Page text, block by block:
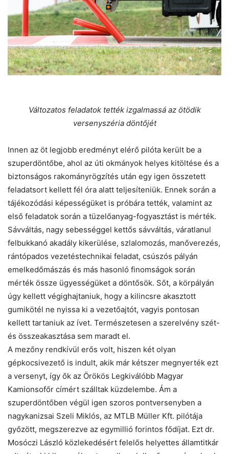
Változatos feladatok tették izgalmassá az ötödik
versenyszéria döntőjét
Innen az öt legjobb eredményt elérő pilóta került be a
szuperdöntőbe, ahol az úti okmányok helyes kitöltése és a
biztonságos rakományrögzítés után egy igen összetett
feladatsort kellett fél óra alatt teljesíteniük. Ennek során a
tájékozódási képességüket is próbára tették, valamint az
első feladatok során a tüzelőanyag-fogyasztást is mérték.
Sávváltás, nagy sebességgel kettős sávváltás, váratlanul
felbukkanó akadály kikerülése, szlalomozás, manőverezés,
rántópados vezetéstechnikai feladat, csúszós pályán
emelkedőmászás és más hasonló finomságok során
mérték össze ügyességüket a döntősök. Sőt, a körpályán
úgy kellett végighajtaniuk, hogy a kilincsre akasztott
gumikötél ne nyissa ki a vezetőajtót, vagyis pontosan
kellett tartaniuk az ívet. Természetesen a szerelvény szét-
és összeakasztása sem maradt el.
A mezőny rendkívül erős volt, hiszen két olyan
gépkocsivezető is indult, akik már kétszer megnyerték ezt
a versenyt, így ők az Örökös Legkiválóbb Magyar
Kamionsofőr címért szálltak küzdelembe. Ám a
szuperdöntőben végül igen szoros pontversenyben a
nagykanizsai Szeli Miklós, az MTLB Müller Kft. pilótája
győzött, megszerezve az egymillió forintos fődíjat. Ezt dr.
Mosóczi László közlekedésért felelős helyettes államtitkár